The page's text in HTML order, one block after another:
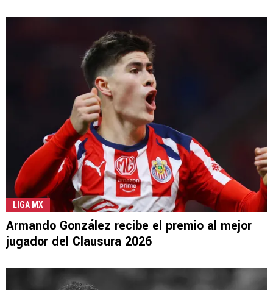
LIGA MX
Armando González recibe el premio al mejor
jugador del Clausura 2026